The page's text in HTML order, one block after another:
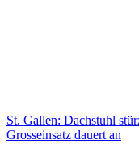
St. Gallen: Dachstuhl
Grosseinsatz dauert an